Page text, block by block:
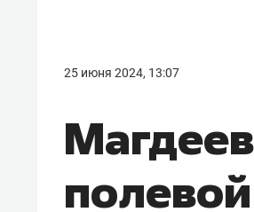
25 июня 2024, 13:07